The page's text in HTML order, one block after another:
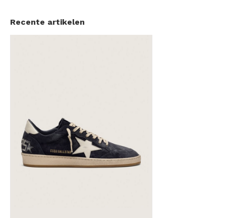
Recente artikelen